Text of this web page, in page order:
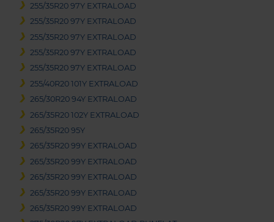
255/35R20 97Y EXTRALOAD
255/35R20 97Y EXTRALOAD
255/35R20 97Y EXTRALOAD
255/35R20 97Y EXTRALOAD
255/35R20 97Y EXTRALOAD
255/40R20 101Y EXTRALOAD
265/30R20 94Y EXTRALOAD
265/35R20 102Y EXTRALOAD
265/35R20 95Y
265/35R20 99Y EXTRALOAD
265/35R20 99Y EXTRALOAD
265/35R20 99Y EXTRALOAD
265/35R20 99Y EXTRALOAD
265/35R20 99Y EXTRALOAD